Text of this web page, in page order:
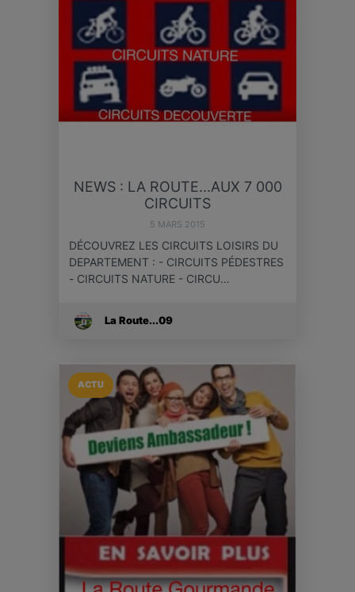
NEWS : LA ROUTE...AUX 7 000
CIRCUITS
5 MARS 2015
DÉCOUVREZ LES CIRCUITS LOISIRS DU
DEPARTEMENT : - CIRCUITS PÉDESTRES
- CIRCUITS NATURE - CIRCU…
La Route...09
ACTU